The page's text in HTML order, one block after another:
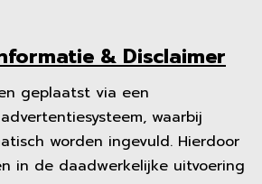
& Disclaimer
geplaatst via een
waarbij
worden ingevuld. Hierdoor
in de daadwerkelijke uitvoering